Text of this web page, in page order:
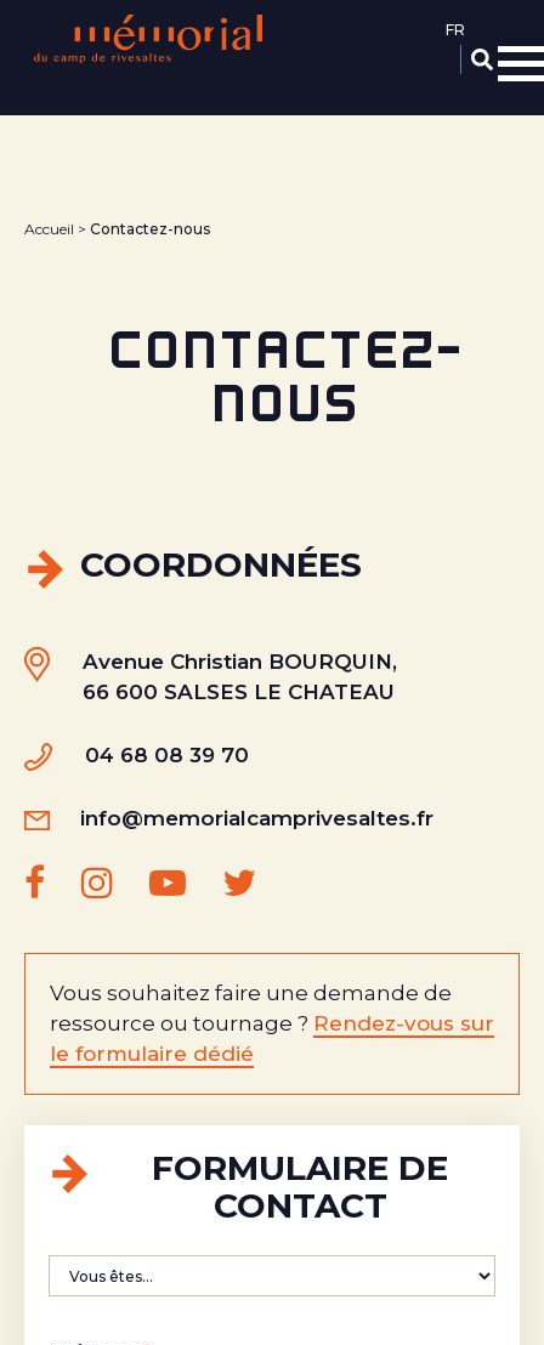
Accueil Contactez-nous
CONTACTEZ-
NOUS
COORDONNÉES
Avenue Christian BOURQUIN,
66 600 SALSES LE CHATEAU
04 68 08 39 70
info@memorialcamprivesaltes.fr
Vous souhaitez faire une demande de
ressource ou tournage ? Rendez-vous sur
le formulaire dédié
FORMULAIRE DE
CONTACT
Vous
etes